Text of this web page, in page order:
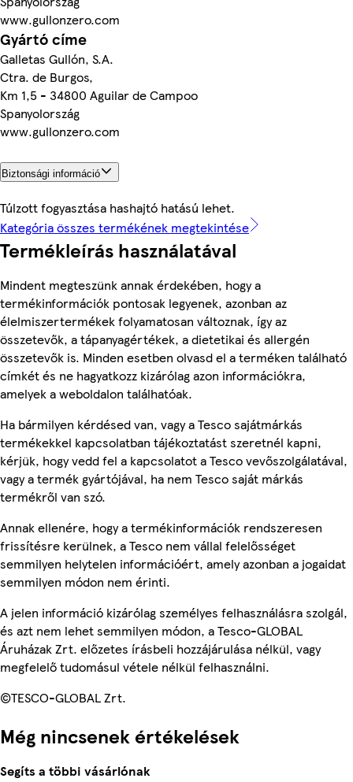
www.gullonzero.com
Gyártó címe
Galletas Gullón, S.A.
Ctra. de Burgos,
Km 1,5 - 34800 Aguilar de Campoo
Spanyolország
www.gullonzero.com
Biztonsági információ
Túlzott fogyasztása hashajtó hatású lehet.
Kategória összes termékének megtekintése
Termékleírás használatával
Mindent megteszünk annak érdekében, hogy a
termékinformációk pontosak legyenek, azonban az
élelmiszertermékek folyamatosan változnak, így az
összetevők, a tápanyagértékek, a dietetikai és allergén
összetevők is. Minden esetben olvasd el a terméken található
címkét és ne hagyatkozz kizárólag azon információkra,
amelyek a weboldalon találhatóak.
Ha bármilyen kérdésed van, vagy a Tesco sajátmárkás
termékekkel kapcsolatban tájékoztatást szeretnél kapni,
kérjük, hogy vedd fel a kapcsolatot a Tesco vevőszolgálatával,
vagy a termék gyártójával, ha nem Tesco saját márkás
termékről van szó.
Annak ellenére, hogy a termékinformációk rendszeresen
frissítésre kerülnek, a Tesco nem vállal felelősséget
semmilyen helytelen információért, amely azonban a jogaidat
semmilyen módon nem érinti.
A jelen információ kizárólag személyes felhasználásra szolgál,
és azt nem lehet semmilyen módon, a Tesco-GLOBAL
Áruházak Zrt. előzetes írásbeli hozzájárulása nélkül, vagy
megfelelő tudomásul vétele nélkül felhasználni.
©TESCO-GLOBAL Zrt.
Még nincsenek értékelések
Segíts a többi vásárlónak